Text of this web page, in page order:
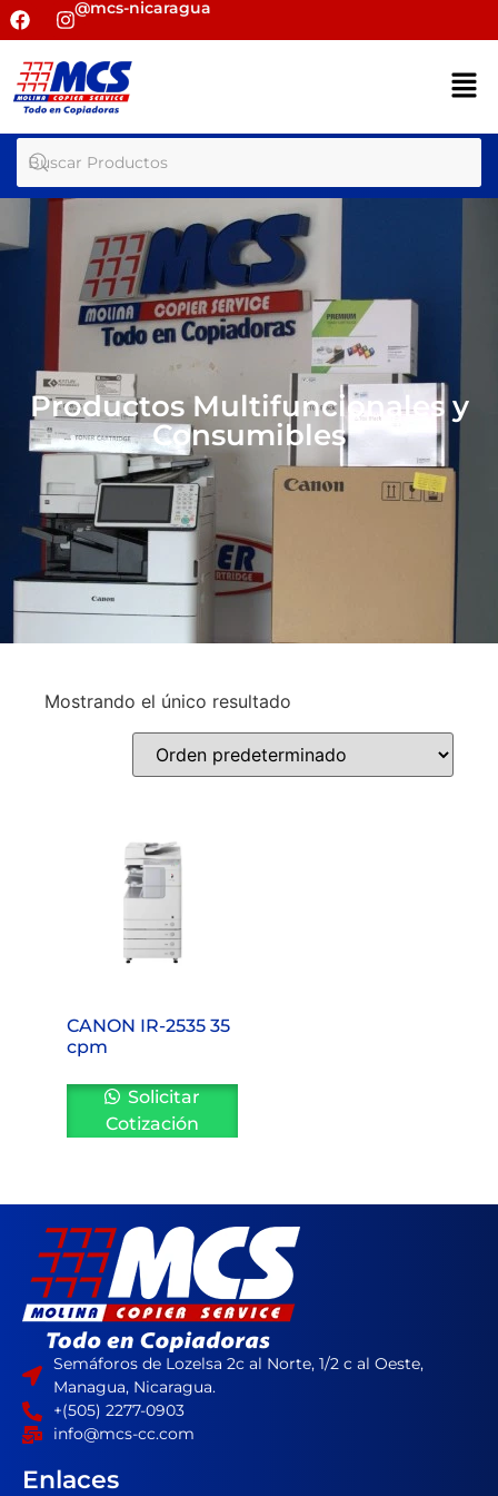
@mcs-nicaragua
Productos Multifuncionales y
Consumibles
Mostrando el único resultado
CANON IR-2535 35
cpm
Solicitar
Cotización
Semáforos de Lozelsa 2c al Norte, 1/2 c al Oeste,
Managua, Nicaragua.
+(505) 2277-0903
info@mcs-cc.com
Enlaces